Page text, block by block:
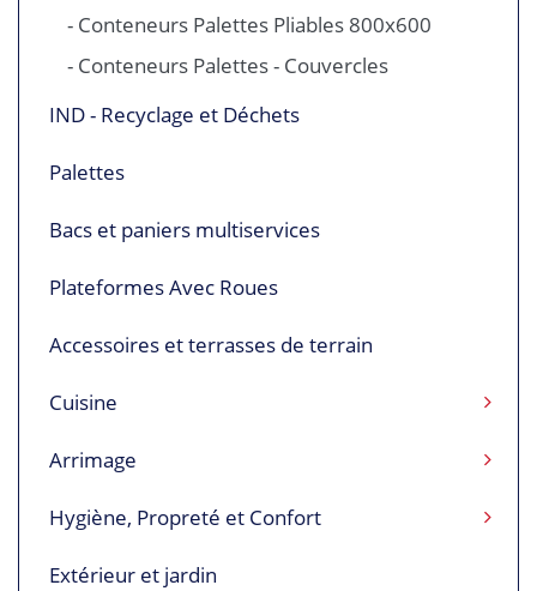
- Conteneurs Palettes Pliables 800x600
- Conteneurs Palettes - Couvercles
IND - Recyclage et Déchets
Palettes
Bacs et paniers multiservices
Plateformes Avec Roues
Accessoires et terrasses de terrain
Cuisine
Arrimage
Hygiène, Propreté et Confort
Extérieur et jardin